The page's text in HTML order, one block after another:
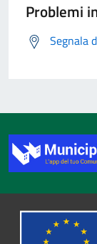
Problemi
Segnala